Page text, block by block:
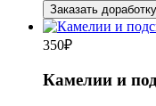
Заказать доработку
350₽
Камелии и